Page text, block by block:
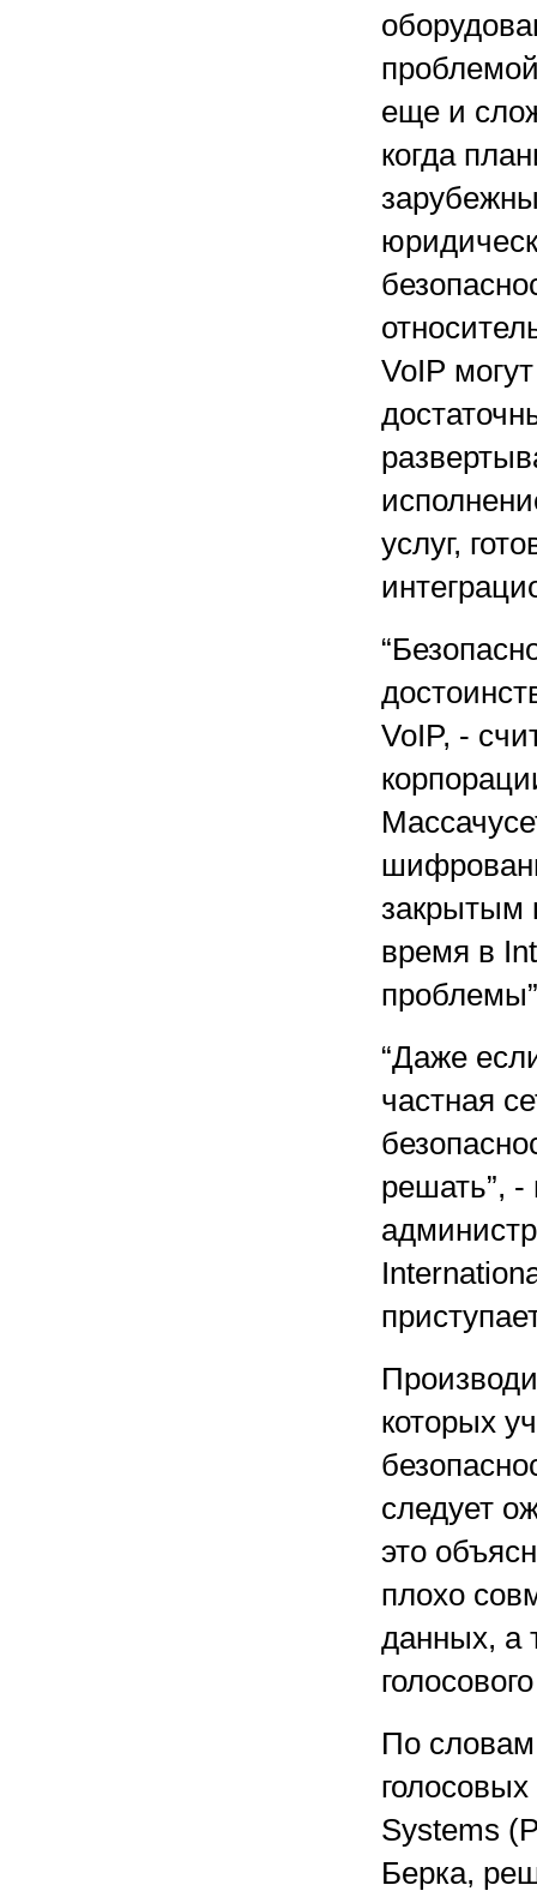
еще и
когда
VoIP
услуг,
VoIP, -
закрытым
время в
“Даже
частная
решать”, -
которых
следует
это
плохо
данных, а
По словам
Systems
Берка,